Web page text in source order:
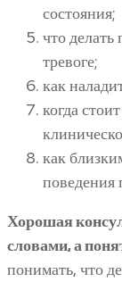
состояния;
что
тревоге;
как
когда
как
поведения
Хорошая
словами, а
понимать, что